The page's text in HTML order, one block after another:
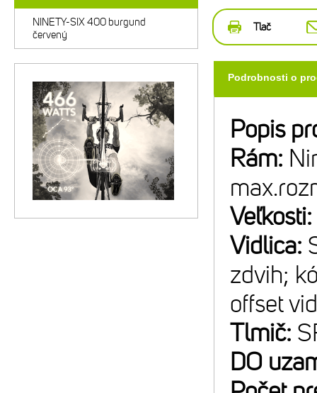
Tlač
Podrobnosti o
Popis
Rám:
Veľkosti:
Vidlica:
zdvih;
offset
Tlmič:
DO
NINETY-SIX 400 burgund
červený